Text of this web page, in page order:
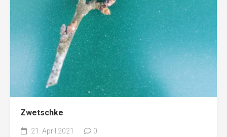
Zwetschke
21. April 2021 0